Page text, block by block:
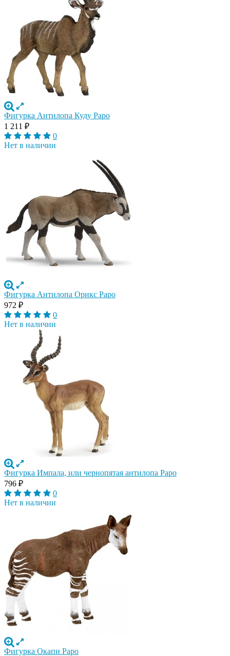
Фигурка Антилопа Куду Papo
1 211 ₽
0
Нет в наличии
Фигурка Антилопа Орикс Papo
972 ₽
0
Нет в наличии
Фигурка Импала, или чернопятая антилопа Papo
796 ₽
0
Нет в наличии
Фигурка Окапи Papo